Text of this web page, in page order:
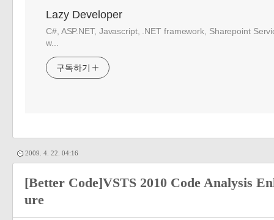
Lazy Developer
C#, ASP.NET, Javascript, .NET framework, Sharepoint
w...
구독하기
2009. 4. 22. 04:16
[Better Code]VSTS 2010 Code Analysis
ure